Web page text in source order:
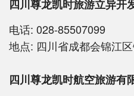
四川尊龙凯时旅游立异开
电话: 028-85507099
地点: 四川省成都会锦江
四川尊龙凯时航空旅游有